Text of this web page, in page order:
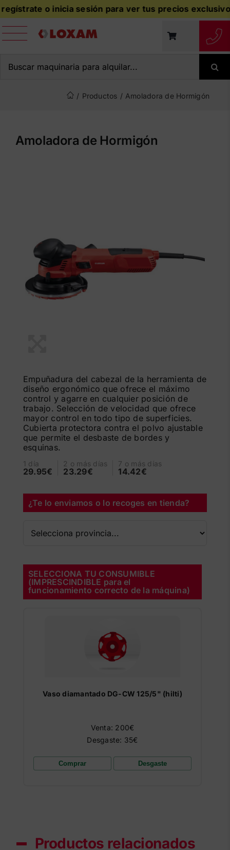
Saltar
al
contenido
o inicia sesión para ver tus precios
/ Productos / Amoladora de Hormigón
Amoladora de Hormigón
Empuñadura del cabezal de la herramienta de
diseño ergonómico que ofrece el máximo
control y agarre en cualquier posición de
trabajo. Selección de velocidad que ofrece
mayor control en todo tipo de superficies.
Cubierta protectora contra el polvo ajustable
que permite el desbaste de bordes y
esquinas.
1 día
29.95€
2 o más días
23.29€
7 o más días
14.42€
¿Te lo enviamos o lo recoges en tienda?
SELECCIONA TU CONSUMIBLE
(IMPRESCINDIBLE para el
funcionamiento correcto de la máquina)
Vaso diamantado DG-CW 125/5" (hilti)
Venta: 200€
Desgaste: 35€
Comprar Desgaste
Productos relacionados